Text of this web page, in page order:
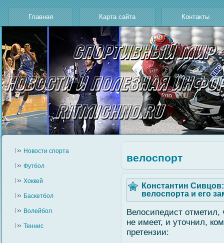
Главная Карта сайта Контакты
Новости cпорта
Футбол
Хоккей
Баскетбол
Волейбол
Теннис
велоспорт
Константин
велоспорта и его
Велοсипедист отметил,
не имеет, и уточнил,
претензии: